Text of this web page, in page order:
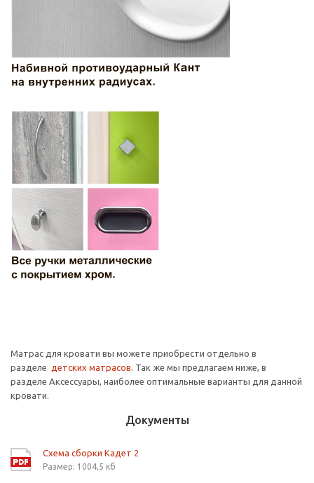
Матрас для кровати вы можете приобрести отдельно в
разделе детских матрасов. Так же мы предлагаем ниже, в
разделе Аксессуары, наиболее оптимальные варианты для данной
кровати.
Документы
Схема сборки Кадет 2
Размер: 1004,5 кб